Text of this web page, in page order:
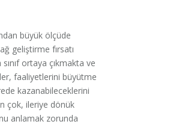
büyük ölçüde
geliştirme fırsatı
ortaya çıkmakta ve
faaliyetlerini büyütme
kazanabileceklerini
çok, ileriye dönük
anlamak zorunda